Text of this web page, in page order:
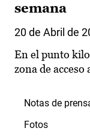
semana
20 de Abril de
En el punto
zona de acceso
Notas de
Fotos